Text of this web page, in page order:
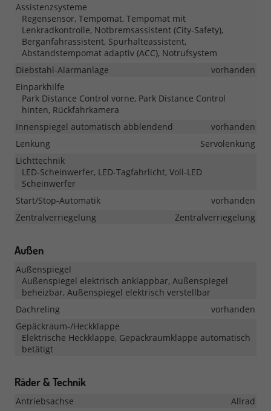
Assistenzsysteme
Regensensor, Tempomat, Tempomat mit
Lenkradkontrolle, Notbremsassistent (City-Safety),
Berganfahrassistent, Spurhalteassistent,
Abstandstempomat adaptiv (ACC), Notrufsystem
Diebstahl-Alarmanlage
vorhanden
Einparkhilfe
Park Distance Control vorne, Park Distance Control
hinten, Rückfahrkamera
Innenspiegel automatisch abblendend
vorhanden
Lenkung
Servolenkung
Lichttechnik
LED-Scheinwerfer, LED-Tagfahrlicht, Voll-LED
Scheinwerfer
Start/Stop-Automatik
vorhanden
Zentralverriegelung
Zentralverriegelung
Außen
Außenspiegel
Außenspiegel elektrisch anklappbar, Außenspiegel
beheizbar, Außenspiegel elektrisch verstellbar
Dachreling
vorhanden
Gepäckraum-/Heckklappe
Elektrische Heckklappe, Gepäckraumklappe automatisch
betätigt
Räder & Technik
Antriebsachse
Allrad